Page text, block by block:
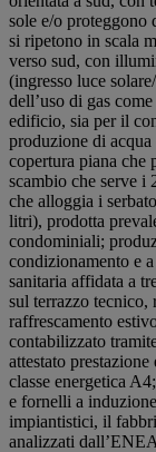
sole e/o proteggono
si ripetono in scala
verso sud, con
(ingresso luce
dell’uso di gas
edificio, sia per il
produzione di
copertura piana che
scambio che serve i
che alloggia i
litri), prodotta
condominiali;
condizionamento e
sanitaria affidata a
sul terrazzo tecnico,
raffrescamento
contabilizzato
attestato
classe energetica
e fornelli a
impiantistici, il
analizzati